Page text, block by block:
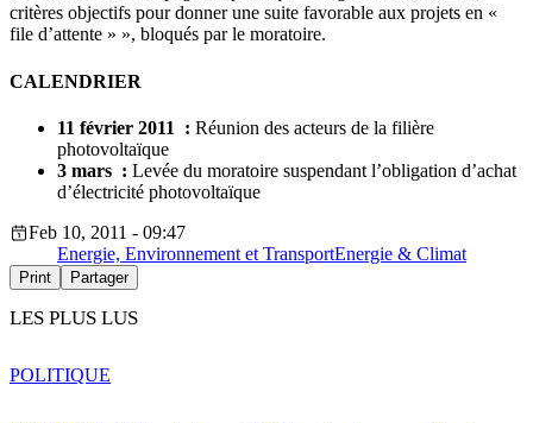
critères objectifs pour donner une suite favorable aux projets en «
file d’attente » », bloqués par le moratoire.
CALENDRIER
11 février 2011 : Réunion des acteurs de la filière
photovoltaïque
3 mars : Levée du moratoire suspendant l’obligation d’achat
d’électricité photovoltaïque
Feb 10, 2011 - 09:47
Energie, Environnement et TransportEnergie & Climat
Print Partager
LES PLUS LUS
POLITIQUE